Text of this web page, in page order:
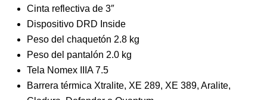
Cinta reflectiva de 3″
Dispositivo DRD Inside
Peso del chaquetón 2.8 kg
Peso del pantalón 2.0 kg
Tela Nomex IIIA 7.5
Barrera térmica Xtralite, XE 289, XE 389, Aralite,